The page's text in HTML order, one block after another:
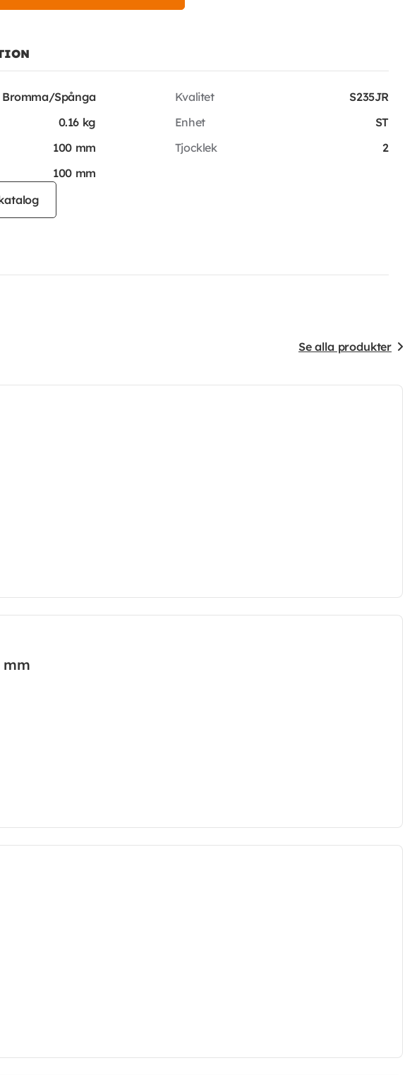
Bromma/Spånga
0.16 kg
100 mm
100 mm
Kvalitet
S235JR
Enhet
ST
Tjocklek
2
Se alla produkter
mm